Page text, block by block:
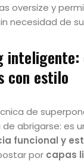
oversize y
necesidad de
inteligente:
con estilo
de
abrigarse: es
funcional y
por capas